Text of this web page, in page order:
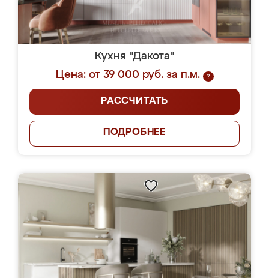
Кухня "Дакота"
Цена: от 39 000 руб. за п.м.
?
РАССЧИТАТЬ
ПОДРОБНЕЕ